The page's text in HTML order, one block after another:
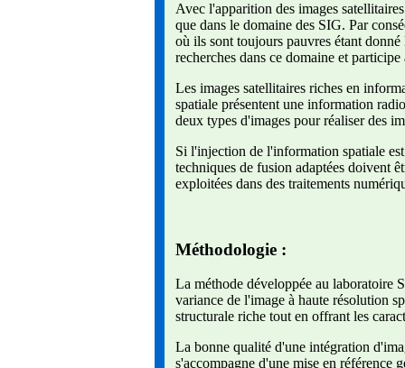
Avec l'apparition des images
que dans le domaine des SIG. Par
où ils sont toujours pauvres étant
recherches dans ce domaine et
Les images satellitaires riches en
spatiale présentent une information
deux types d'images pour réaliser des
Si l'injection de l'information spatiale
techniques de fusion adaptées doivent
exploitées dans des traitements
Méthodologie :
La méthode développée au laboratoire
variance de l'image à haute résolution
structurale riche tout en offrant les
La bonne qualité d'une intégration
s'accompagne d'une mise en référence